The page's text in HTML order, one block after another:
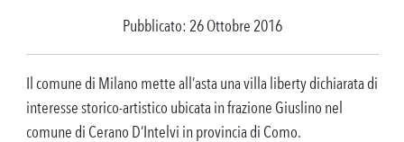
Pubblicato: 26 Ottobre 2016
Il comune di Milano mette all’asta una villa liberty dichiarata di
interesse storico-artistico ubicata in frazione Giuslino nel
comune di Cerano D’Intelvi in provincia di Como.